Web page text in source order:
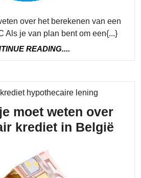
over het berekenen van een
Als je van plan bent om een{...}
READING....
hypothecaire leningCategory
moet weten over
krediet in België